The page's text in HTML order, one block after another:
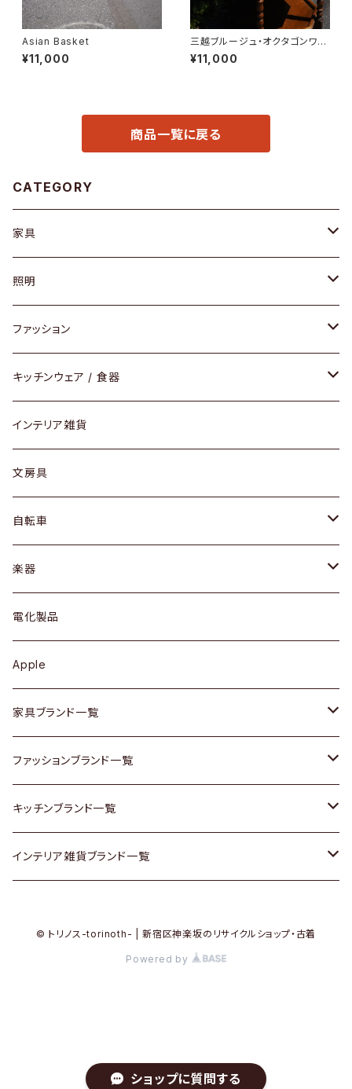
ショップに質問する
Asian Basket
¥11,000
三越ブルージュ・オクタゴンワゴ
ン
¥11,000
商品一覧に戻る
CATEGORY
家具
ソファ / ベンチ
チェア / スツール
ダイニングセット / ダイニングテーブル
ローテーブル / サイドテーブル
デスク / コンソール
ドレッサー
シェルフ
キュリオケース / 飾り棚
カップボード / 食器棚
チェスト
その他家具
Vintageヴィンテージ / Antiqueアンティーク
Designers / デザイナーズ
照明
ペンダントライト
テーブルランプ / デスクスタンド
フロアライト
ファッション
アクセサリー
リング
ピアス / イヤリング
財布
バッグ
アウター
トップス
ワンピース
ボトムス
靴
スカーフ
腕時計
Vintage / ヴィンテージ
キッチンウェア / 食器
グラス / タンブラー
カップ / マグ
プレート / ボウル
カトラリー
ケトル / ティーポット
鍋 / フライパン
Vintage / ヴィンテージ
銀製品
和物 / 作家物
その他キッチン雑貨
インテリア雑貨
文房具
自転車
dahon
楽器
ギター
ベース
その他楽器
電化製品
Apple
家具ブランド一覧
ACME Furniture / アクメ ファニチャー
ACTUS / アクタス
arflex / アルフレックス
ファッションブランド一覧
agnes b / アニエス ベー
BALLY / バリー
キッチンブランド一覧
ARABIA / アラビア
インテリア雑貨ブランド一覧
© トリノス-torinoth- | 新宿区神楽坂のリサイクルショップ・古着
Powered by